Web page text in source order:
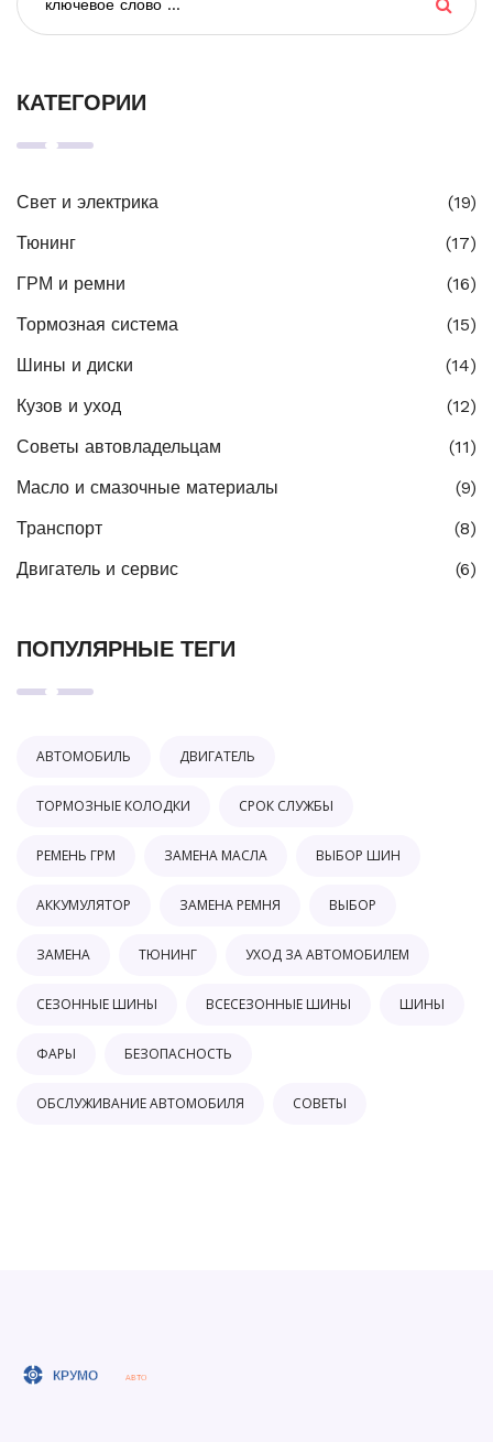
КАТЕГОРИИ
Свет и электрика
(19)
Тюнинг
(17)
ГРМ и ремни
(16)
Тормозная система
(15)
Шины и диски
(14)
Кузов и уход
(12)
Советы автовладельцам
(11)
Масло и смазочные материалы
(9)
Транспорт
(8)
Двигатель и сервис
(6)
ПОПУЛЯРНЫЕ ТЕГИ
АВТОМОБИЛЬ ДВИГАТЕЛЬ
ТОРМОЗНЫЕ КОЛОДКИ СРОК СЛУЖБЫ
РЕМЕНЬ ГРМ ЗАМЕНА МАСЛА ВЫБОР ШИН
АККУМУЛЯТОР ЗАМЕНА РЕМНЯ ВЫБОР
ЗАМЕНА ТЮНИНГ УХОД ЗА АВТОМОБИЛЕМ
СЕЗОННЫЕ ШИНЫ ВСЕСЕЗОННЫЕ ШИНЫ ШИНЫ
ФАРЫ БЕЗОПАСНОСТЬ
ОБСЛУЖИВАНИЕ АВТОМОБИЛЯ СОВЕТЫ